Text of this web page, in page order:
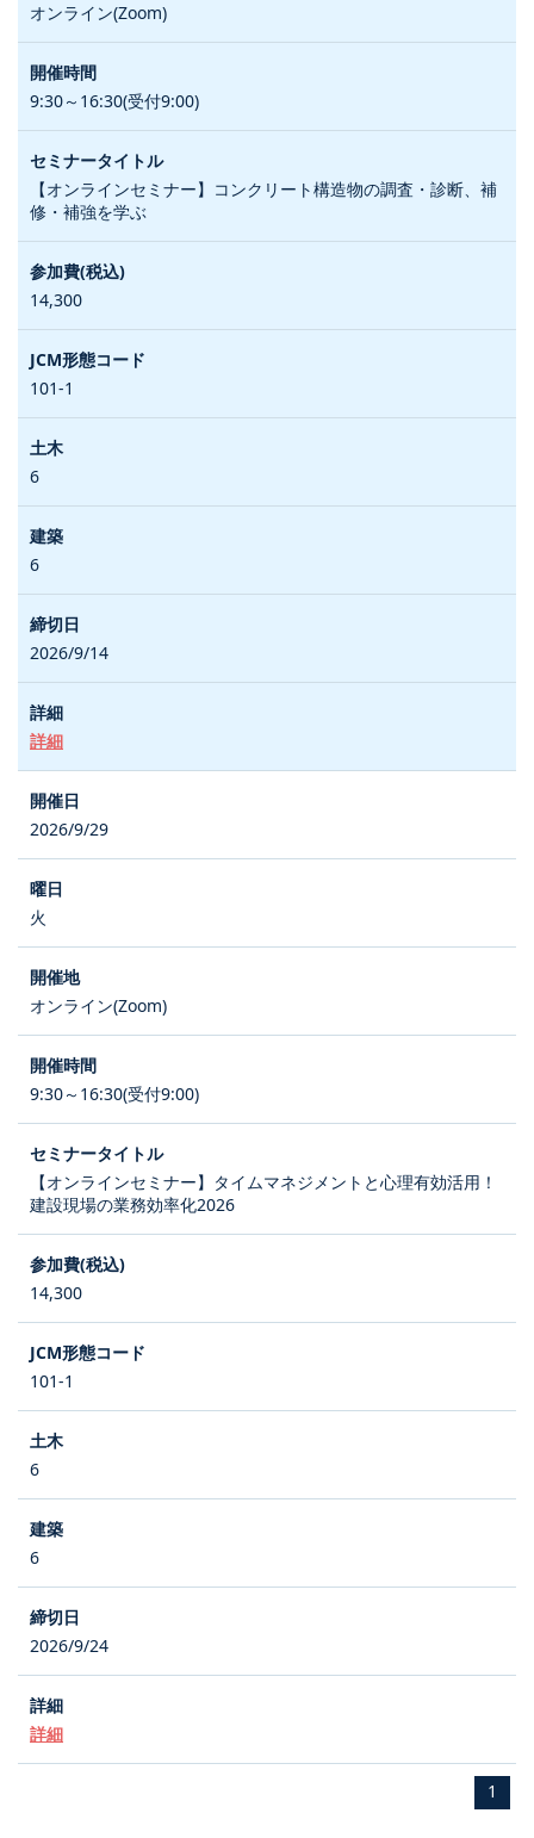
オンライン(Zoom)
9:30～16:30(受付9:00)
【オンラインセミナー】コンクリート構造物の調査・診断、補
修・補強を学ぶ
14,300
101-1
6
6
2026/9/14
詳細
2026/9/29
火
オンライン(Zoom)
9:30～16:30(受付9:00)
【オンラインセミナー】タイムマネジメントと心理有効活用！
建設現場の業務効率化2026
14,300
101-1
6
6
2026/9/24
詳細
1